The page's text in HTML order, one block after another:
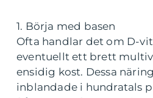
1. Börja med basen
Ofta handlar det om D-
eventuellt ett brett
ensidig kost. Dessa
inblandade i hundratals